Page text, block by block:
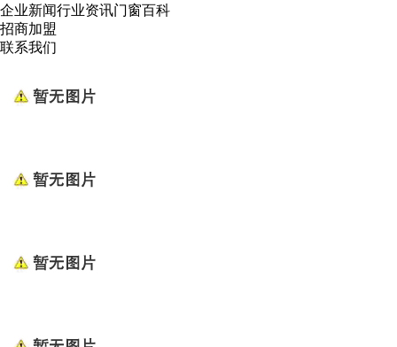
企业新闻行业资讯门窗百科
招商加盟
联系我们